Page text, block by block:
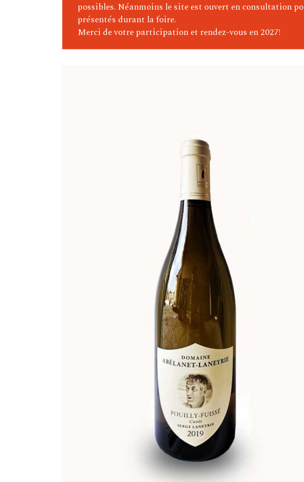
Ponsard-Chevalier (Bourgogne)
Boudau (Roussillon)
possibles. Néanmoins le site est ouvert en consultation
présentés durant la foire.
Merci de votre participation et rendez-vous en 2027!